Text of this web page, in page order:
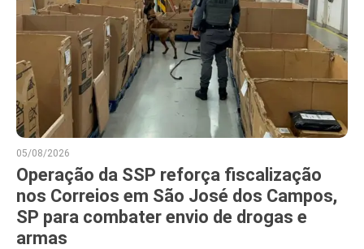
05/08/2026
Operação da SSP reforça fiscalização
nos Correios em São José dos Campos,
SP para combater envio de drogas e
armas